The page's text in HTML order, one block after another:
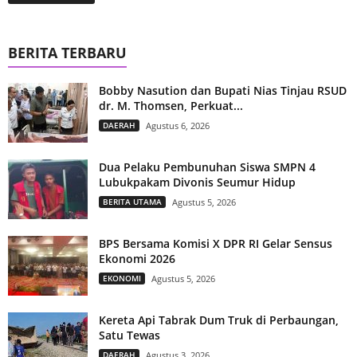
BERITA TERBARU
Bobby Nasution dan Bupati Nias Tinjau RSUD
dr. M. Thomsen, Perkuat...
DAERAH Agustus 6, 2026
Dua Pelaku Pembunuhan Siswa SMPN 4
Lubukpakam Divonis Seumur Hidup
BERITA UTAMA Agustus 5, 2026
BPS Bersama Komisi X DPR RI Gelar Sensus
Ekonomi 2026
EKONOMI Agustus 5, 2026
Kereta Api Tabrak Dum Truk di Perbaungan,
Satu Tewas
DAERAH